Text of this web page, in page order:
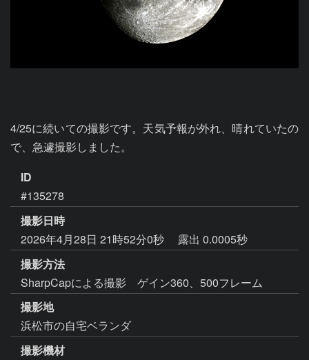
4/25に続いての撮影です。天気予報が外れ、晴れていたの
で、急遽撮影しました。
ID
#135278
撮影日時
2026年4月28日 21時52分0秒
露出 0.0005秒
撮影方法
SharpCapによる撮影 ゲイン360、500フレーム
撮影地
浜松市の自宅ベランダ
撮影機材